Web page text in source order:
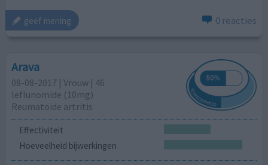
geef mening 0 reacties
Arava
08-08-2017 | Vrouw | 46
leflunomide (10mg)
Reumatoïde artritis
Effectiviteit
Hoeveelheid bijwerkingen